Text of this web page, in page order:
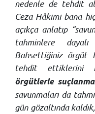
nedenle de tehdit
Ceza Hâkimi bana
açıkça anlatıp
tahminlere
Bahsettiğiniz örgüt
tehdit ettiklerini
örgütlerle
savunmaları da
gün gözaltında